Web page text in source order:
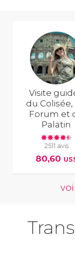
Visite
du Colisée,
Forum et
Palatin
2511 avis
80,60